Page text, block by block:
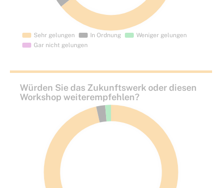
Würden Sie das Zukunftswerk oder diesen
Workshop weiterempfehlen?